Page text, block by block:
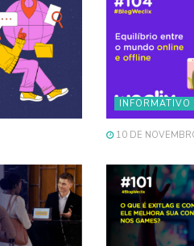
INFORMATIVO
10 DE